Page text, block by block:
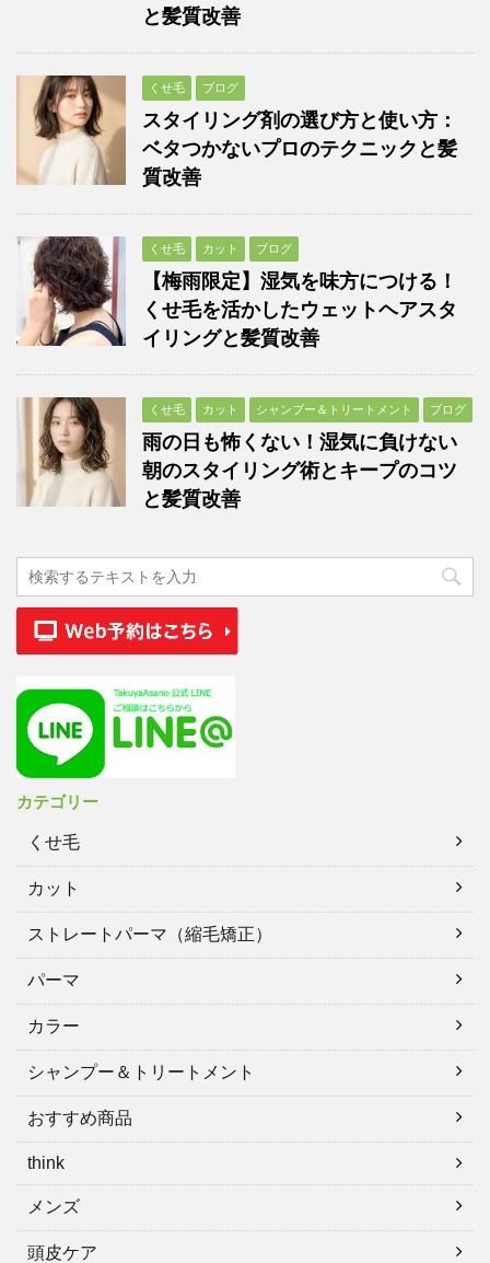
と髪質改善
くせ毛 ブログ
スタイリング剤の選び方と使い方：
ベタつかないプロのテクニックと髪
質改善
くせ毛 カット ブログ
【梅雨限定】湿気を味方につける！
くせ毛を活かしたウェットヘアスタ
イリングと髪質改善
くせ毛 カット シャンプー＆トリートメント ブログ
雨の日も怖くない！湿気に負けない
朝のスタイリング術とキープのコツ
と髪質改善
カテゴリー
くせ毛
カット
ストレートパーマ（縮毛矯正）
パーマ
カラー
シャンプー＆トリートメント
おすすめ商品
think
メンズ
頭皮ケア